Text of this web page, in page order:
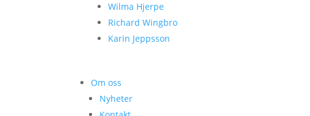
Wilma Hjerpe
Richard Wingbro
Karin Jeppsson
Om oss
Nyheter